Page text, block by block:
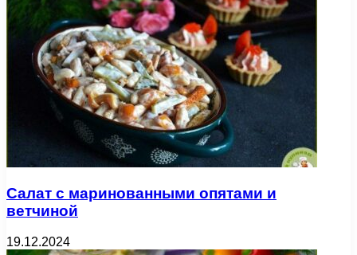
Салат с маринованными опятами и
ветчиной
19.12.2024